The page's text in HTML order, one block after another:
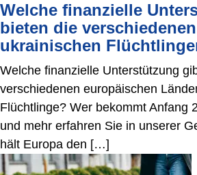
Welche finanzielle
bieten die
ukrainischen
Welche finanzielle Unterstützung
verschiedenen europäischen
Flüchtlinge? Wer bekommt Anfang
und mehr erfahren Sie in unserer
hält Europa den […]